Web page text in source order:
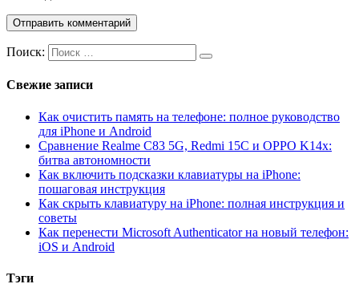
Поиск:
Свежие записи
Как очистить память на телефоне: полное руководство
для iPhone и Android
Сравнение Realme C83 5G, Redmi 15C и OPPO K14x:
битва автономности
Как включить подсказки клавиатуры на iPhone:
пошаговая инструкция
Как скрыть клавиатуру на iPhone: полная инструкция и
советы
Как перенести Microsoft Authenticator на новый телефон:
iOS и Android
Тэги